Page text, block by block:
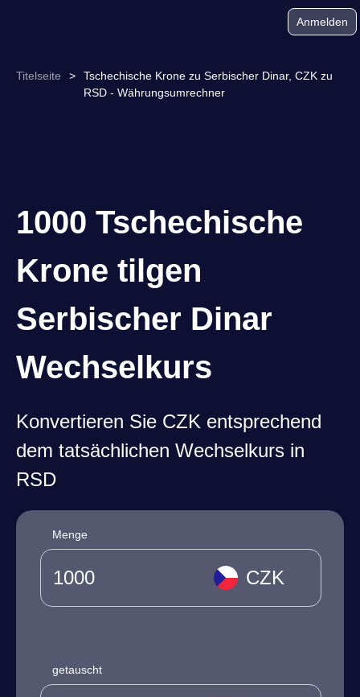
Anmelden
Titelseite >
Tschechische Krone zu Serbischer Dinar, CZK zu
RSD - Währungsumrechner
1000 Tschechische
Krone tilgen
Serbischer Dinar
Wechselkurs
Konvertieren Sie CZK entsprechend
dem tatsächlichen Wechselkurs in
RSD
Menge
CZK
getauscht